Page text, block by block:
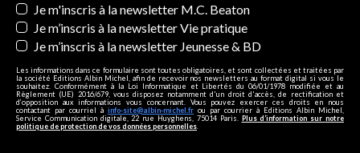
Je m'inscris à la newsletter M.C. Beaton
Je m’inscris à la newsletter Vie pratique
Je m’inscris à la newsletter Jeunesse & BD
Les informations dans ce formulaire sont toutes obligatoires, et sont collectées et traitées par
la société Editions Albin Michel, afin de recevoir nos newsletters au format digital si vous le
souhaitez. Conformément à la Loi Informatique et Libertés du 06/01/1978 modifiée et au
Règlement (UE) 2016/679, vous disposez notamment d'un droit d'accès, de rectification et
d’opposition aux informations vous concernant. Vous pouvez exercer ces droits en nous
contactant par courriel à info-site@albin-michel.fr ou par courrier à Editions Albin Michel,
Service Communication digitale, 22 rue Huyghens, 75014 Paris. Plus d’information sur notre
politique de protection de vos données personnelles